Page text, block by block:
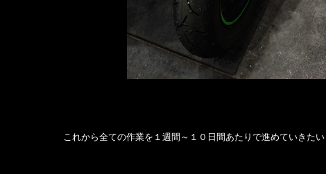
これから全ての作業を１週間～１０日間あたりで進めていきたい